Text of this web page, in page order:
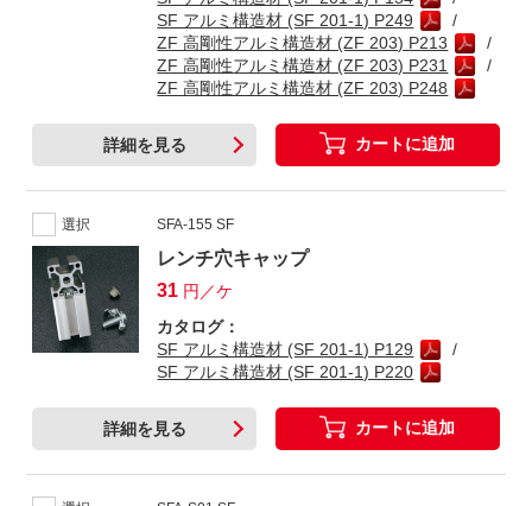
SF アルミ構造材 (SF 201-1) P249
ZF 高剛性アルミ構造材 (ZF 203) P213
ZF 高剛性アルミ構造材 (ZF 203) P231
ZF 高剛性アルミ構造材 (ZF 203) P248
詳細を見る カートに追加
選択 SFA-155 SF
レンチ穴キャップ
31 円／ケ
カタログ：
SF アルミ構造材 (SF 201-1) P129
SF アルミ構造材 (SF 201-1) P220
詳細を見る カートに追加